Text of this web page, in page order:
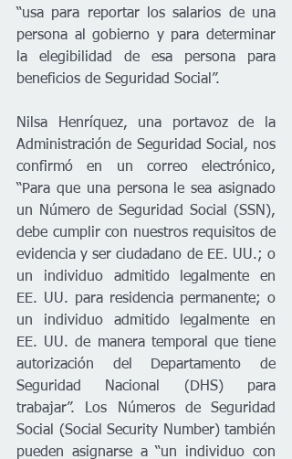
“usa para reportar los salarios de una
persona al gobierno y para determinar
la elegibilidad de esa persona para
beneficios de Seguridad Social”.
Nilsa Henríquez, una portavoz de la
Administración de Seguridad Social, nos
confirmó en un correo electrónico,
“Para que una persona le sea asignado
un Número de Seguridad Social (SSN),
debe cumplir con nuestros requisitos de
evidencia y ser ciudadano de EE. UU.; o
un individuo admitido legalmente en
EE. UU. para residencia permanente; o
un individuo admitido legalmente en
EE. UU. de manera temporal que tiene
autorización del Departamento de
Seguridad Nacional (DHS) para
trabajar”. Los Números de Seguridad
Social (Social Security Number) también
pueden asignarse a “un individuo con